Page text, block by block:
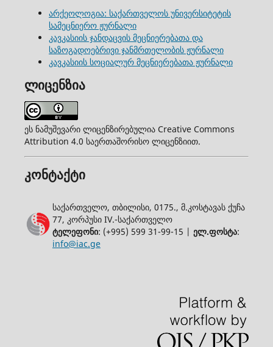
არქეოლოგია: საქართველოს უნივერსიტეტის
სამეცნიერო ჟურნალი
კავკასიის ჯანდაცვის მეცნიერებათა და
საზოგადოებრივი ჯანმრთელობის ჟურნალი
კავკასიის სოციალურ მეცნიერებათა ჟურნალი
ლიცენზია
ეს ნამუშევარი ლიცენზირებულია Creative Commons
Attribution 4.0 საერთაშორისო ლიცენზიით.
კონტაქტი
საქართველო, თბილისი, 0175., მ.კოსტავას ქუჩა
77, კორპუსი IV.-საქართველო
ტელეფონი: (+995) 599 31-99-15 | ელ.ფოსტა:
info@iac.ge